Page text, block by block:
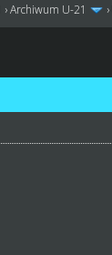
›Archiwum U-21 ›